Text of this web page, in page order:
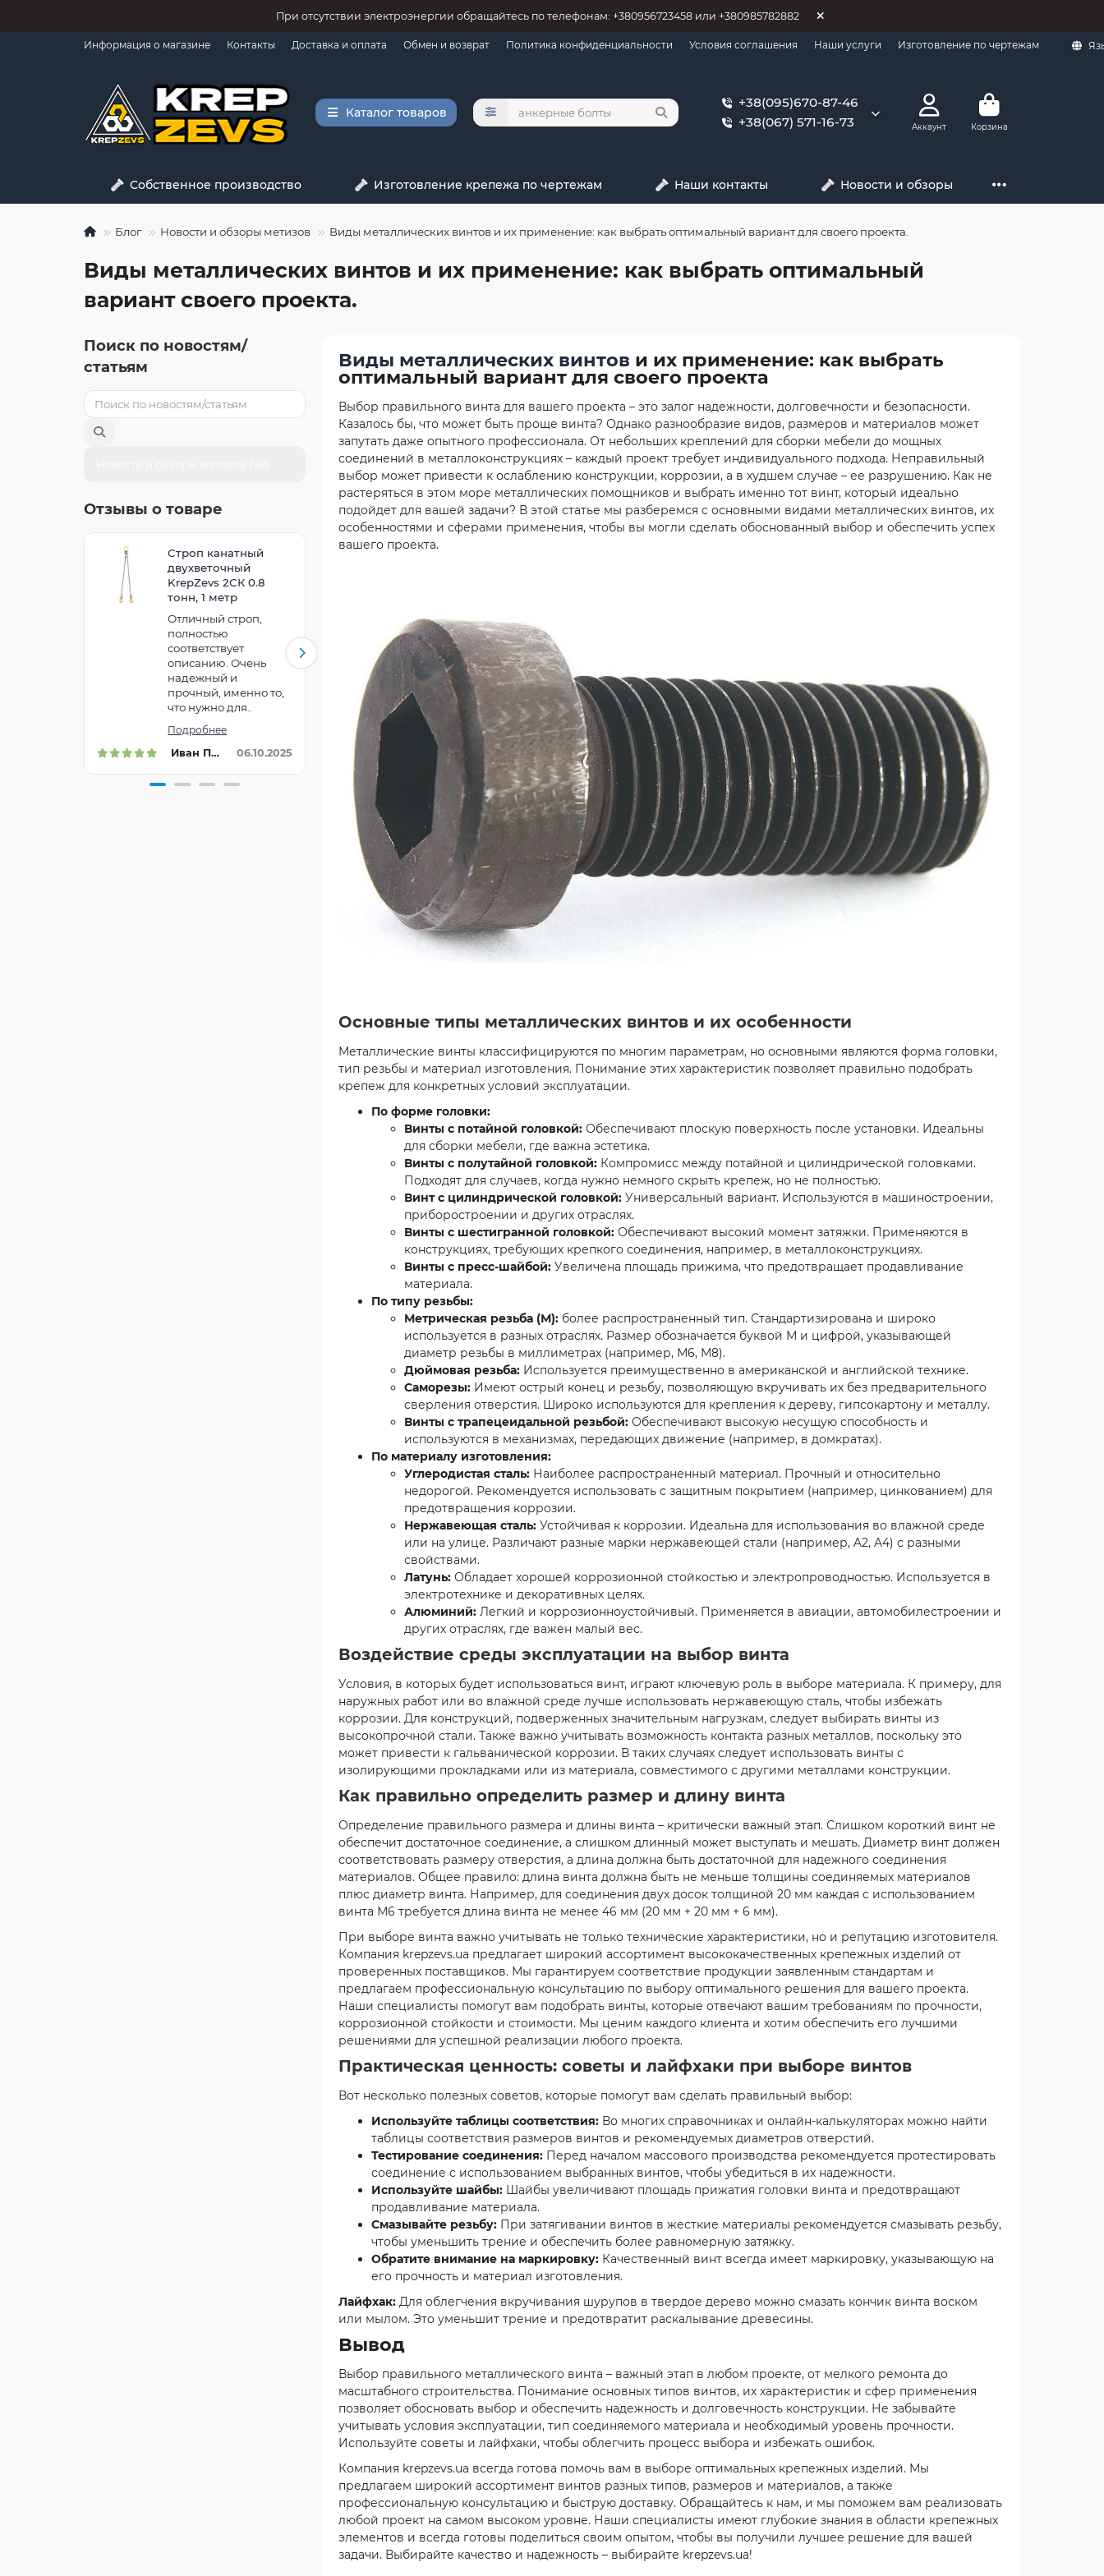
При отсутствии электроэнергии обращайтесь по телефонам: +380956723458 или +380985782882
Информация о магазине Контакты Доставка и оплата Обмен и возврат Политика конфиденциальности Условия соглашения Наши услуги Изготовление по чертежам
Каталог товаров
+38(095)670-87-46
+38(067) 571-16-73
Аккаунт Корзина
Собственное производство Изготовление крепежа по чертежам Наши контакты Новости и обзоры
Блог Новости и обзоры метизов Виды металлических винтов и их применение: как выбрать оптимальный вариант для своего проекта.
Виды металлических винтов и их применение: как выбрать оптимальный
вариант своего проекта.
Поиск по новостям/
статьям
Отзывы о товаре
Cтроп канатный
двухветочный
KrepZevs 2СК 0.8
тонн, 1 метр
Отличный строп,
полностью
соответствует
описанию. Очень
надежный и
прочный, именно то,
что нужно для..
Подробнее
Иван Петрович
06.10.2025
Cтроп канатный
Придбав строп
KrepZevs 2СК для
роботи на складі.
Дуже задоволений
якістю та надійністю.
Піднімає ван..
Подробнее
Олег Петрович 06.10.2025
в использовании,
особенно пора..
Подробнее
05.10.2025 Иван Петрович 24.09.2025
Виды металлических винтов и их применение: как выбрать
оптимальный вариант для своего проекта
Выбор правильного винта для вашего проекта – это залог надежности, долговечности и безопасности.
Казалось бы, что может быть проще винта? Однако разнообразие видов, размеров и материалов может
запутать даже опытного профессионала. От небольших креплений для сборки мебели до мощных
соединений в металлоконструкциях – каждый проект требует индивидуального подхода. Неправильный
выбор может привести к ослаблению конструкции, коррозии, а в худшем случае – ее разрушению. Как не
растеряться в этом море металлических помощников и выбрать именно тот винт, который идеально
подойдет для вашей задачи? В этой статье мы разберемся с основными видами металлических винтов, их
особенностями и сферами применения, чтобы вы могли сделать обоснованный выбор и обеспечить успех
вашего проекта.
Основные типы металлических винтов и их особенности
Металлические винты классифицируются по многим параметрам, но основными являются форма головки,
тип резьбы и материал изготовления. Понимание этих характеристик позволяет правильно подобрать
крепеж для конкретных условий эксплуатации.
По форме головки:
Винты с потайной головкой: Обеспечивают плоскую поверхность после установки. Идеальны
для сборки мебели, где важна эстетика.
Винты с полутайной головкой: Компромисс между потайной и цилиндрической головками.
Подходят для случаев, когда нужно немного скрыть крепеж, но не полностью.
Винт с цилиндрической головкой: Универсальный вариант. Используются в машиностроении,
приборостроении и других отраслях.
Винты с шестигранной головкой: Обеспечивают высокий момент затяжки. Применяются в
конструкциях, требующих крепкого соединения, например, в металлоконструкциях.
Винты с пресс-шайбой: Увеличена площадь прижима, что предотвращает продавливание
материала.
По типу резьбы:
Метрическая резьба (М): более распространенный тип. Стандартизирована и широко
используется в разных отраслях. Размер обозначается буквой М и цифрой, указывающей
диаметр резьбы в миллиметрах (например, М6, М8).
Дюймовая резьба: Используется преимущественно в американской и английской технике.
Саморезы: Имеют острый конец и резьбу, позволяющую вкручивать их без предварительного
сверления отверстия. Широко используются для крепления к дереву, гипсокартону и металлу.
Винты с трапецеидальной резьбой: Обеспечивают высокую несущую способность и
используются в механизмах, передающих движение (например, в домкратах).
По материалу изготовления:
Углеродистая сталь: Наиболее распространенный материал. Прочный и относительно
недорогой. Рекомендуется использовать с защитным покрытием (например, цинкованием) для
предотвращения коррозии.
Нержавеющая сталь: Устойчивая к коррозии. Идеальна для использования во влажной среде
или на улице. Различают разные марки нержавеющей стали (например, A2, A4) с разными
свойствами.
Латунь: Обладает хорошей коррозионной стойкостью и электропроводностью. Используется в
электротехнике и декоративных целях.
Алюминий: Легкий и коррозионноустойчивый. Применяется в авиации, автомобилестроении и
других отраслях, где важен малый вес.
Воздействие среды эксплуатации на выбор винта
Условия, в которых будет использоваться винт, играют ключевую роль в выборе материала. К примеру, для
наружных работ или во влажной среде лучше использовать нержавеющую сталь, чтобы избежать
коррозии. Для конструкций, подверженных значительным нагрузкам, следует выбирать винты из
высокопрочной стали. Также важно учитывать возможность контакта разных металлов, поскольку это
может привести к гальванической коррозии. В таких случаях следует использовать винты с
изолирующими прокладками или из материала, совместимого с другими металлами конструкции.
Как правильно определить размер и длину винта
Определение правильного размера и длины винта – критически важный этап. Слишком короткий винт не
обеспечит достаточное соединение, а слишком длинный может выступать и мешать. Диаметр винт должен
соответствовать размеру отверстия, а длина должна быть достаточной для надежного соединения
материалов. Общее правило: длина винта должна быть не меньше толщины соединяемых материалов
плюс диаметр винта. Например, для соединения двух досок толщиной 20 мм каждая с использованием
винта М6 требуется длина винта не менее 46 мм (20 мм + 20 мм + 6 мм).
При выборе винта важно учитывать не только технические характеристики, но и репутацию изготовителя.
Компания krepzevs.ua предлагает широкий ассортимент высококачественных крепежных изделий от
проверенных поставщиков. Мы гарантируем соответствие продукции заявленным стандартам и
предлагаем профессиональную консультацию по выбору оптимального решения для вашего проекта.
Наши специалисты помогут вам подобрать винты, которые отвечают вашим требованиям по прочности,
коррозионной стойкости и стоимости. Мы ценим каждого клиента и хотим обеспечить его лучшими
решениями для успешной реализации любого проекта.
Практическая ценность: советы и лайфхаки при выборе винтов
Вот несколько полезных советов, которые помогут вам сделать правильный выбор:
Используйте таблицы соответствия: Во многих справочниках и онлайн-калькуляторах можно найти
таблицы соответствия размеров винтов и рекомендуемых диаметров отверстий.
Тестирование соединения: Перед началом массового производства рекомендуется протестировать
соединение с использованием выбранных винтов, чтобы убедиться в их надежности.
Используйте шайбы: Шайбы увеличивают площадь прижатия головки винта и предотвращают
продавливание материала.
Смазывайте резьбу: При затягивании винтов в жесткие материалы рекомендуется смазывать резьбу,
чтобы уменьшить трение и обеспечить более равномерную затяжку.
Обратите внимание на маркировку: Качественный винт всегда имеет маркировку, указывающую на
его прочность и материал изготовления.
Лайфхак: Для облегчения вкручивания шурупов в твердое дерево можно смазать кончик винта воском
или мылом. Это уменьшит трение и предотвратит раскалывание древесины.
Вывод
Выбор правильного металлического винта – важный этап в любом проекте, от мелкого ремонта до
масштабного строительства. Понимание основных типов винтов, их характеристик и сфер применения
позволяет обосновать выбор и обеспечить надежность и долговечность конструкции. Не забывайте
учитывать условия эксплуатации, тип соединяемого материала и необходимый уровень прочности.
Используйте советы и лайфхаки, чтобы облегчить процесс выбора и избежать ошибок.
Компания krepzevs.ua всегда готова помочь вам в выборе оптимальных крепежных изделий. Мы
предлагаем широкий ассортимент винтов разных типов, размеров и материалов, а также
профессиональную консультацию и быструю доставку. Обращайтесь к нам, и мы поможем вам реализовать
любой проект на самом высоком уровне. Наши специалисты имеют глубокие знания в области крепежных
элементов и всегда готовы поделиться своим опытом, чтобы вы получили лучшее решение для вашей
задачи. Выбирайте качество и надежность – выбирайте krepzevs.ua!